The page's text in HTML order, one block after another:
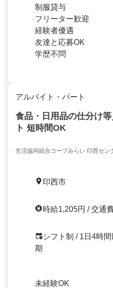
制服貸与
フリーター歓迎
経験者優遇
友達と応募OK
学歴不問
アルバイト・パート
食品・日用品の仕分け
ト 短時間OK
生活協同組合コープみらい 印西セン
印西市
時給1,205円 / 交通
シフト制 / 1日4時
期
未経験OK